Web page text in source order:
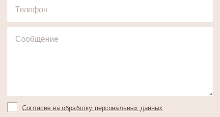
Согласие на обработку персональных данных